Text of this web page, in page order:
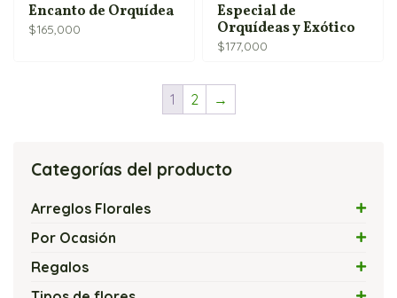
Encanto de Orquídea
$165,000
Especial de
Orquídeas y Exótico
$177,000
1 2 →
Categorías del producto
Arreglos Florales
Arreglos con Flores Exóticas
Arreglos Florales con Velas
Arreglos Florales Modernos
Por Ocasión
Amor
Amor y Amistad
Regalos
Flores y Chocolates